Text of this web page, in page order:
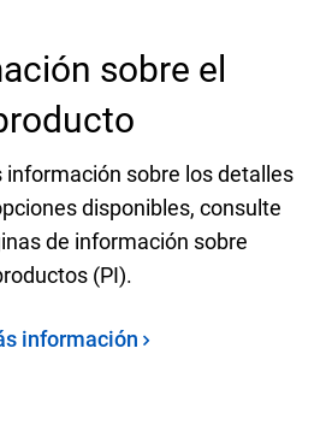
sobre el
información sobre los detalles
disponibles, consulte
de información sobre
(PI).
información